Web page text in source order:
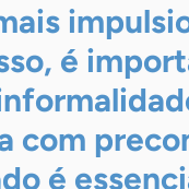
é
com
é